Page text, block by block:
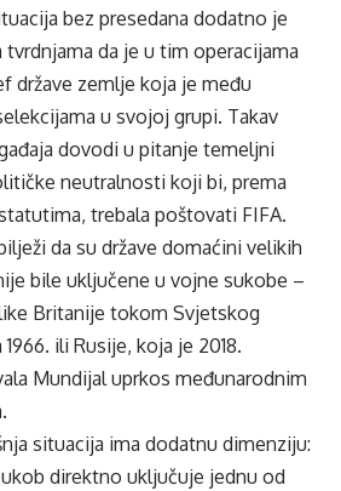
bez presedana dodatno je
tvrdnjama da je u tim operacijama
države zemlje koja je među
u svojoj grupi. Takav
dovodi u pitanje temeljni
neutralnosti koji bi, prema
trebala poštovati FIFA.
da su države domaćini velikih
bile uključene u vojne sukobe –
Britanije tokom Svjetskog
ili Rusije, koja je 2018.
Mundijal uprkos međunarodnim
situacija ima dodatnu dimenziju:
direktno uključuje jednu od